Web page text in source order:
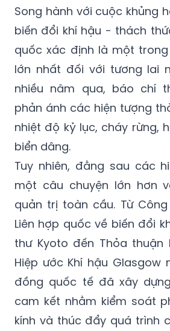
Song hành với cuộc khủng
biến đổi khí hậu - thách
quốc xác định là một
lớn nhất đối với tương lai
nhiều năm qua, báo chí
phản ánh các hiện tượng
nhiệt độ kỷ lục, cháy rừng,
biển dâng.
Tuy nhiên, đằng sau các
một câu chuyện lớn hơn
quản trị toàn cầu. Từ
Liên hợp quốc về biến đổi
thư Kyoto đến Thỏa thuận
Hiệp ước Khí hậu Glasgow
đồng quốc tế đã xây
cam kết nhằm kiểm soát
kính và thúc đẩy quá trình